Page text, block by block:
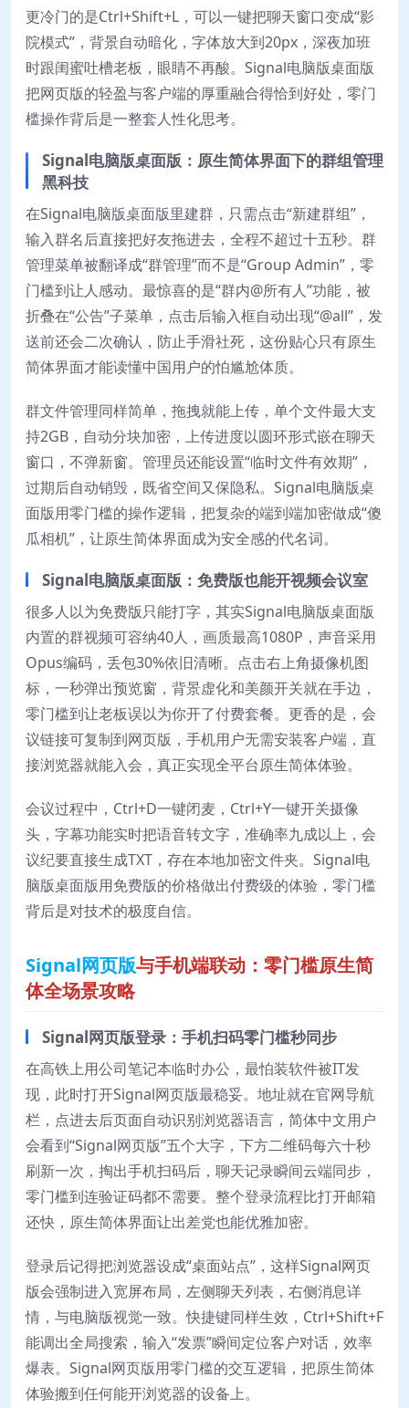
更冷门的是Ctrl+Shift+L，可以一键把聊天窗口变成“影
院模式”，背景自动暗化，字体放大到20px，深夜加班
时跟闺蜜吐槽老板，眼睛不再酸。Signal电脑版桌面版
把网页版的轻盈与客户端的厚重融合得恰到好处，零门
槛操作背后是一整套人性化思考。
Signal电脑版桌面版：原生简体界面下的群组管理
黑科技
在Signal电脑版桌面版里建群，只需点击“新建群组”，
输入群名后直接把好友拖进去，全程不超过十五秒。群
管理菜单被翻译成“群管理”而不是“Group Admin”，零
门槛到让人感动。最惊喜的是“群内@所有人”功能，被
折叠在“公告”子菜单，点击后输入框自动出现“@all”，发
送前还会二次确认，防止手滑社死，这份贴心只有原生
简体界面才能读懂中国用户的怕尴尬体质。
群文件管理同样简单，拖拽就能上传，单个文件最大支
持2GB，自动分块加密，上传进度以圆环形式嵌在聊天
窗口，不弹新窗。管理员还能设置“临时文件有效期”，
过期后自动销毁，既省空间又保隐私。Signal电脑版桌
面版用零门槛的操作逻辑，把复杂的端到端加密做成“傻
瓜相机”，让原生简体界面成为安全感的代名词。
Signal电脑版桌面版：免费版也能开视频会议室
很多人以为免费版只能打字，其实Signal电脑版桌面版
内置的群视频可容纳40人，画质最高1080P，声音采用
Opus编码，丢包30%依旧清晰。点击右上角摄像机图
标，一秒弹出预览窗，背景虚化和美颜开关就在手边，
零门槛到让老板误以为你开了付费套餐。更香的是，会
议链接可复制到网页版，手机用户无需安装客户端，直
接浏览器就能入会，真正实现全平台原生简体体验。
会议过程中，Ctrl+D一键闭麦，Ctrl+Y一键开关摄像
头，字幕功能实时把语音转文字，准确率九成以上，会
议纪要直接生成TXT，存在本地加密文件夹。Signal电
脑版桌面版用免费版的价格做出付费级的体验，零门槛
背后是对技术的极度自信。
Signal网页版与手机端联动：零门槛原生简
体全场景攻略
Signal网页版登录：手机扫码零门槛秒同步
在高铁上用公司笔记本临时办公，最怕装软件被IT发
现，此时打开Signal网页版最稳妥。地址就在官网导航
栏，点进去后页面自动识别浏览器语言，简体中文用户
会看到“Signal网页版”五个大字，下方二维码每六十秒
刷新一次，掏出手机扫码后，聊天记录瞬间云端同步，
零门槛到连验证码都不需要。整个登录流程比打开邮箱
还快，原生简体界面让出差党也能优雅加密。
登录后记得把浏览器设成“桌面站点”，这样Signal网页
版会强制进入宽屏布局，左侧聊天列表，右侧消息详
情，与电脑版视觉一致。快捷键同样生效，Ctrl+Shift+F
能调出全局搜索，输入“发票”瞬间定位客户对话，效率
爆表。Signal网页版用零门槛的交互逻辑，把原生简体
体验搬到任何能开浏览器的设备上。